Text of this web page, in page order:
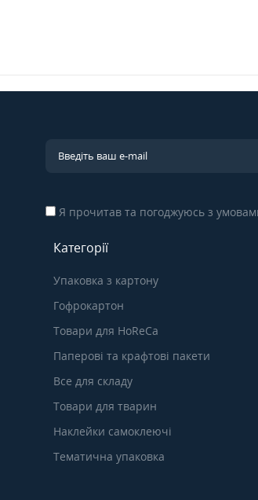
Я прочитав та погоджуюсь з
Категорії
Упаковка з картону
Гофрокартон
Товари для HoReCa
Паперові та крафтові пакети
Все для складу
Товари для тварин
Наклейки самоклеючі
Тематична упаковка